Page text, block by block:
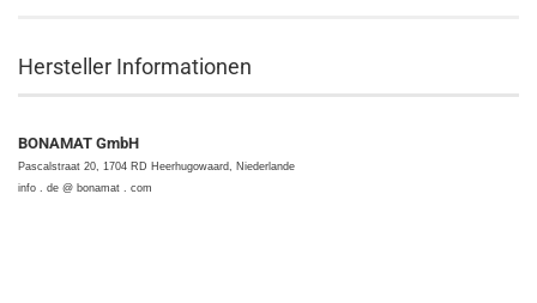
Hersteller Informationen
BONAMAT GmbH
Pascalstraat 20, 1704 RD Heerhugowaard, Niederlande
info . de @ bonamat . com